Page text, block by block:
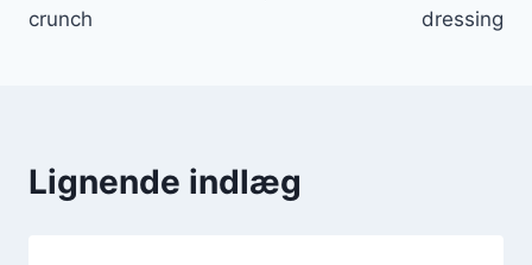
crunch
dressing
Lignende indlæg